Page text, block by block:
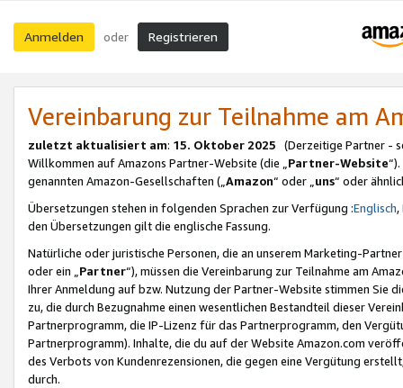
Anmelden oder Registrieren
Vereinbarung zur Teilnahme am
zuletzt aktualisiert am: 15. Oktober 2025 (Derzeitige Partner -
Willkommen auf Amazons Partner-Website (die „Partner-Website
genannten Amazon-Gesellschaften („Amazon“ oder „uns“ oder
Übersetzungen stehen in folgenden Sprachen zur Verfügung :Englisch,
den Übersetzungen gilt die englische Fassung.
Natürliche oder juristische Personen, die an unserem Marketing-
oder ein „Partner“), müssen die Vereinbarung zur Teilnahme am
Ihrer Anmeldung auf bzw. Nutzung der Partner-Website stimmen Sie
zu, die durch Bezugnahme einen wesentlichen Bestandteil dieser
Partnerprogramm, die IP-Lizenz für das Partnerprogramm, den
Partnerprogramm). Inhalte, die du auf der Website Amazon.com
des Verbots von Kundenrezensionen, die gegen eine Vergütung
durch.